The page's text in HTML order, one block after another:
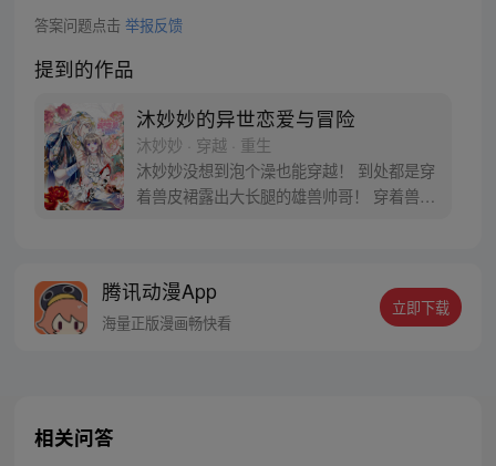
答案问题点击 举报反馈
提到的作品
沐妙妙的异世恋爱与冒险
沐妙妙 · 穿越 · 重生
沐妙妙没想到泡个澡也能穿越！ 到处都是穿
着兽皮裙露出大长腿的雄兽帅哥！ 穿着兽皮
知识！ 好好学习，天天向上！ 穿越兽世，甜
宠来袭！【每周五六日更新】
腾讯动漫App
海量正版漫画畅快看
立即下载
相关问答